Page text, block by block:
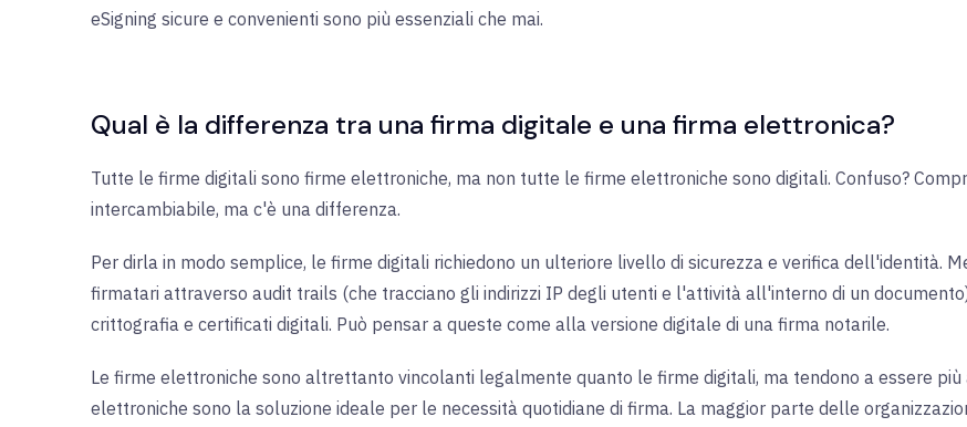
eSigning sicure e convenienti sono più essenziali che mai.
Qual è la differenza tra una firma digitale e una firma elettronica?
Tutte le firme digitali sono firme elettroniche, ma non tutte le firme elettroniche sono digitali. Confuso?
intercambiabile, ma c'è una differenza.
Per dirla in modo semplice, le firme digitali richiedono un ulteriore livello di sicurezza e verifica dell'identità.
firmatari attraverso audit trails (che tracciano gli indirizzi IP degli utenti e l'attività all'interno di un
crittografia e certificati digitali. Può pensar a queste come alla versione digitale di una firma notarile.
Le firme elettroniche sono altrettanto vincolanti legalmente quanto le firme digitali, ma tendono a essere
elettroniche sono la soluzione ideale per le necessità quotidiane di firma. La maggior parte delle